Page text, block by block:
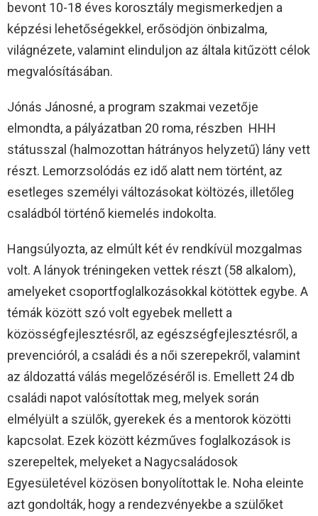
bevont 10-18 éves korosztály megismerkedjen a
képzési lehetőségekkel, erősödjön önbizalma,
világnézete, valamint elinduljon az általa kitűzött célok
megvalósításában.
Jónás Jánosné, a program szakmai vezetője
elmondta, a pályázatban 20 roma, részben HHH
státusszal (halmozottan hátrányos helyzetű) lány vett
részt. Lemorzsolódás ez idő alatt nem történt, az
esetleges személyi változásokat költözés, illetőleg
családból történő kiemelés indokolta.
Hangsúlyozta, az elmúlt két év rendkívül mozgalmas
volt. A lányok tréningeken vettek részt (58 alkalom),
amelyeket csoportfoglalkozásokkal kötöttek egybe. A
témák között szó volt egyebek mellett a
közösségfejlesztésről, az egészségfejlesztésről, a
prevencióról, a családi és a női szerepekről, valamint
az áldozattá válás megelőzéséről is. Emellett 24 db
családi napot valósítottak meg, melyek során
elmélyült a szülők, gyerekek és a mentorok közötti
kapcsolat. Ezek között kézműves foglalkozások is
szerepeltek, melyeket a Nagycsaládosok
Egyesületével közösen bonyolítottak le. Noha eleinte
azt gondolták, hogy a rendezvényekbe a szülőket